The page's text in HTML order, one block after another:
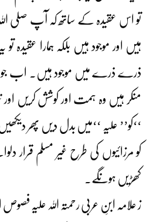
تو اس عقیدہ کے ساتھ کہ آپ صلی
ہیں اور موجود ہیں بلکہ ہمارا
ذرے ذرے میں موجود ہیں۔ اب
منکر ہیں وہ ہمت اور کوشش کریں اور
‘‘کو’’ علیہ ‘‘میں بدل دیں پھر
کو مرزائیوں کی طرح غیر مسلم قرار
کھڑیں ہونگے۔
ز علامہ ابنِ عربی رحمتہ اللہ علیہ